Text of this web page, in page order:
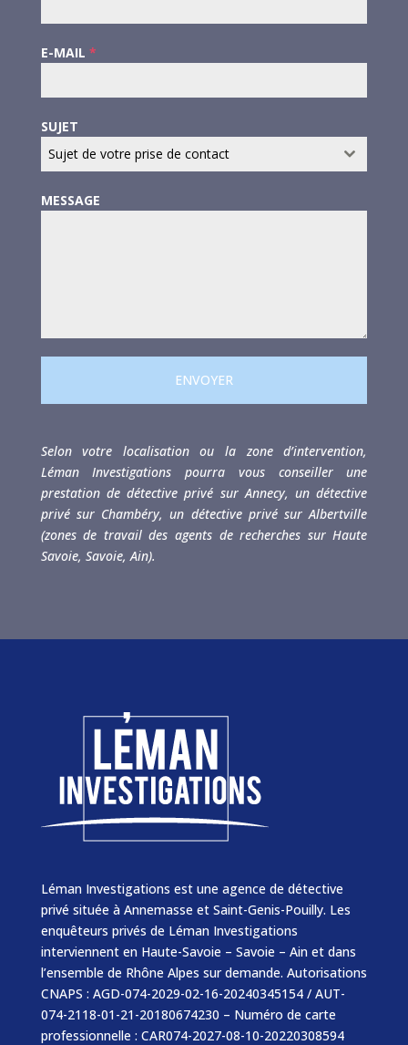
E-MAIL *
SUJET
Sujet de votre prise de contact
MESSAGE
ENVOYER
Selon votre localisation ou la zone d’intervention,
Léman Investigations pourra vous conseiller une
prestation de détective privé sur Annecy, un détective
privé sur Chambéry, un détective privé sur Albertville
(zones de travail des agents de recherches sur Haute
Savoie, Savoie, Ain).
Léman Investigations est une agence de détective
privé située à Annemasse et Saint-Genis-Pouilly. Les
enquêteurs privés de Léman Investigations
interviennent en Haute-Savoie – Savoie – Ain et dans
l’ensemble de Rhône Alpes sur demande. Autorisations
CNAPS : AGD-074-2029-02-16-20240345154 / AUT-
074-2118-01-21-20180674230 – Numéro de carte
professionnelle : CAR074-2027-08-10-20220308594